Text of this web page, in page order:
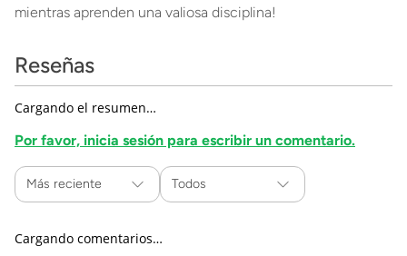
mientras aprenden una valiosa disciplina!
Reseñas
Cargando el resumen…
Por favor, inicia sesión para escribir un comentario.
Más reciente Todos
Cargando comentarios…